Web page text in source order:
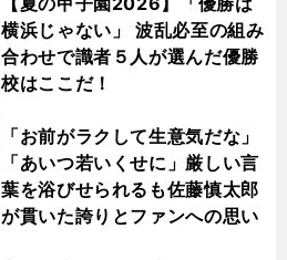
横浜じゃない」 波乱必至の組み
合わせで識者５人が選んだ優勝
校はここだ！
「お前がラクして生意気だな」
「あいつ若いくせに」厳しい言
葉を浴びせられるも佐藤慎太郎
が貫いた誇りとファンへの思い